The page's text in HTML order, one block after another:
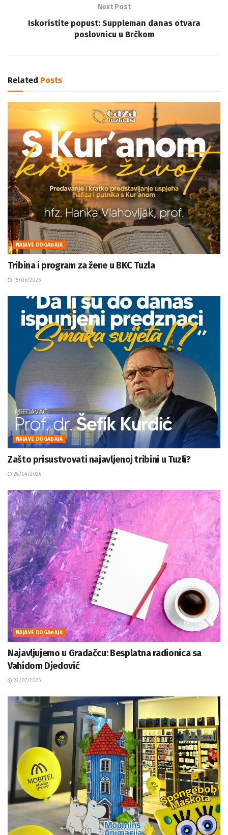
Next Post
Iskoristite popust: Suppleman danas otvara
poslovnicu u Brčkom
Related Posts
NAJAVE DOGAĐAJA
Tribina i program za žene u BKC Tuzla
15/06/2026
NAJAVE DOGAĐAJA
Zašto prisustvovati najavljenoj tribini u Tuzli?
28/04/2026
NAJAVE DOGAĐAJA
Najavljujemo u Gradačcu: Besplatna radionica sa
Vahidom Djedović
22/07/2025